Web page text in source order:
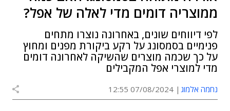
ממוצריה דומים מדי לאלה של אפל?
לפי דיווחים שונים, באחרונה נוצרו מתחים
פנימיים בסמסונג על רקע ביקורת מפנים ומחוץ
על כך שכמה מוצרים שהשיקה לאחרונה דומים
מדי למוצרי אפל המקבילים
נחמה אלמוג 07/08/2024 12:55